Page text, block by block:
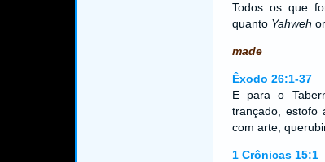
Todos os que
quanto Yahweh
made
Êxodo 26:1-37
E para o
trançado, estofo
com arte,
1 Crônicas 15:1